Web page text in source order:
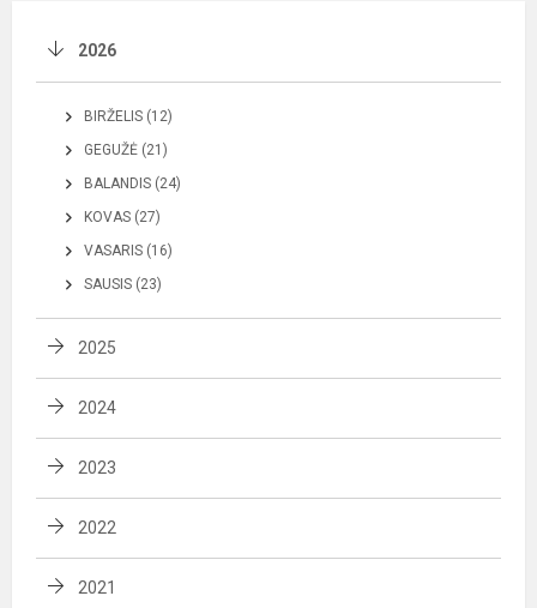
2026
BIRŽELIS (12)
GEGUŽĖ (21)
BALANDIS (24)
KOVAS (27)
VASARIS (16)
SAUSIS (23)
2025
2024
2023
2022
2021